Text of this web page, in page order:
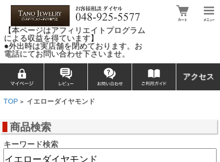
【本ページはアフィリエイトプログラム
による収益を得ています】
●外出時は実店舗を閉めております。お
電話にてお問い合わせ下さいませ。
アクセス
TOP > イエローダイヤモンド
商品検索
キーワード検索